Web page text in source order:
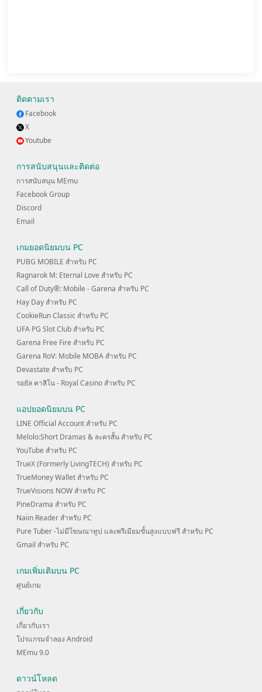
ติดตามเรา
Facebook
X
Youtube
การสนับสนุนและติดต่อ
การสนับสนุน MEmu
Facebook Group
Discord
Email
เกมยอดนิยมบน PC
PUBG MOBILE สำหรับ PC
Ragnarok M: Eternal Love สำหรับ PC
Call of Duty®: Mobile - Garena สำหรับ PC
Hay Day สำหรับ PC
CookieRun Classic สำหรับ PC
UFA PG Slot Club สำหรับ PC
Garena Free Fire สำหรับ PC
Garena RoV: Mobile MOBA สำหรับ PC
Devastate สำหรับ PC
รอยัล คาสิโน - Royal Casino สำหรับ PC
แอปยอดนิยมบน PC
LINE Official Account สำหรับ PC
Melolo:Short Dramas & ละครสั้น สำหรับ PC
YouTube สำหรับ PC
TrueX (Formerly LivingTECH) สำหรับ PC
TrueMoney Wallet สำหรับ PC
TrueVisions NOW สำหรับ PC
PineDrama สำหรับ PC
Naiin Reader สำหรับ PC
Pure Tuber -ไม่มีโฆษณาทูป และพรีเมียมขั้นสูงแบบฟรี สำหรับ PC
Gmail สำหรับ PC
เกมเพิ่มเติมบน PC
ศูนย์เกม
เกี่ยวกับ
เกี่ยวกับเรา
โปรแกรมจำลอง Android
MEmu 9.0
ดาวน์โหลด